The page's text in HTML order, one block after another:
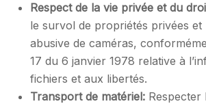
Respect de la vie privée et du
le survol de propriétés privées et
abusive de caméras,
17 du 6 janvier 1978 relative à
fichiers et aux libertés.
Transport de matériel: Respecter